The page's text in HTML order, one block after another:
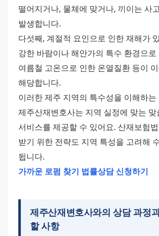
떨어지거나, 물체에 맞거나, 끼이는 사
발생합니다.
다섯째, 계절적 요인으로 인한 재해가
강한 바람이나 해안가의 특수 환경으로
여름철 고온으로 인한 온열질환 등이
해당합니다.
이러한 제주 지역의 특수성을 이해하는
제주산재변호사는 지역 실정에 맞는 맞
서비스를 제공할 수 있어요. 산재보험
받기 위한 전략도 지역 특성을 고려해
됩니다.
가까운 로펌 찾기 법률상담 신청하기
제주산재변호사와의 상담 과정
할 사항